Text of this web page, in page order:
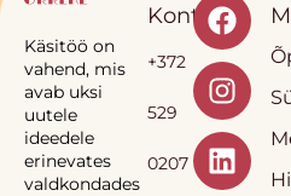
Käsitöö on
vahend, mis
avab uksi
uutele
ideedele
erinevates
valdkondades
Kontakt
+372
529
0207